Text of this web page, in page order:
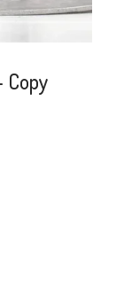
Copy